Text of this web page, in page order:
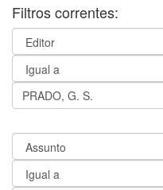
Filtros correntes: